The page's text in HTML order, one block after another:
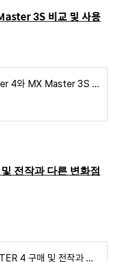
3S 비교 및 사용
로지텍 MX Master 4와 MX Master 3S 비교 및 사용기: 무엇이 달라졌나?
전작과 다른 변화점
로지텍 MX MASTER 4 구매 및 전작과 다른 변화점은 무엇?